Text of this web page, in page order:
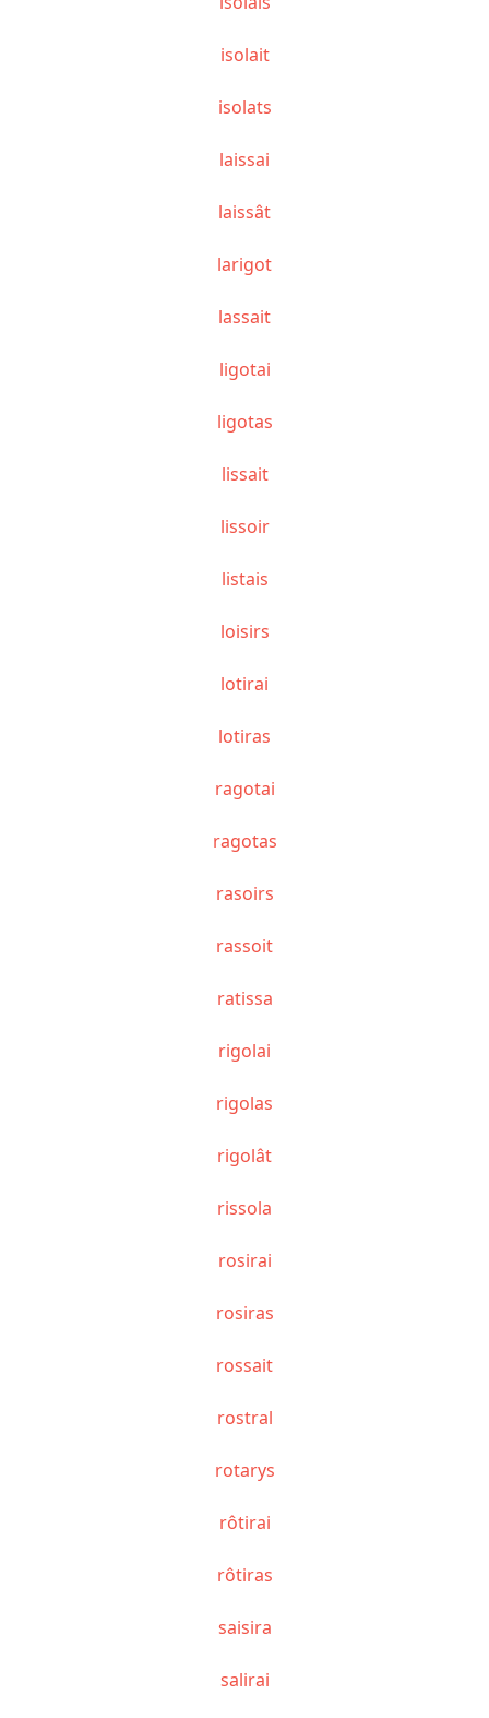
isolait
isolats
laissai
laissât
larigot
lassait
ligotai
ligotas
lissait
lissoir
listais
loisirs
lotirai
lotiras
ragotai
ragotas
rasoirs
rassoit
ratissa
rigolai
rigolas
rigolât
rissola
rosirai
rosiras
rossait
rostral
rotarys
rôtirai
rôtiras
saisira
salirai